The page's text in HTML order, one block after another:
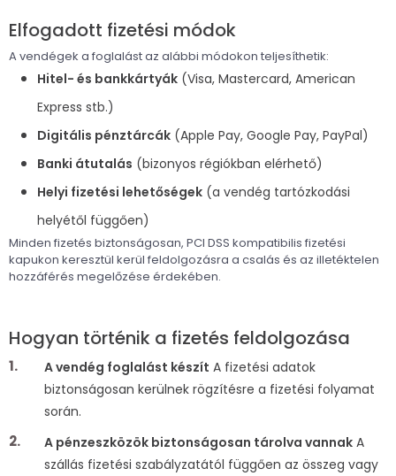
Elfogadott fizetési módok
A vendégek a foglalást az alábbi módokon teljesíthetik:
Hitel- és bankkártyák (Visa, Mastercard, American
Express stb.)
Digitális pénztárcák (Apple Pay, Google Pay, PayPal)
Banki átutalás (bizonyos régiókban elérhető)
Helyi fizetési lehetőségek (a vendég tartózkodási
helyétől függően)
Minden fizetés biztonságosan, PCI DSS kompatibilis fizetési
kapukon keresztül kerül feldolgozásra a csalás és az illetéktelen
hozzáférés megelőzése érdekében.
Hogyan történik a fizetés feldolgozása
A vendég foglalást készít A fizetési adatok
biztonságosan kerülnek rögzítésre a fizetési folyamat
során.
A pénzeszközök biztonságosan tárolva vannak A
szállás fizetési szabályzatától függően az összeg vagy